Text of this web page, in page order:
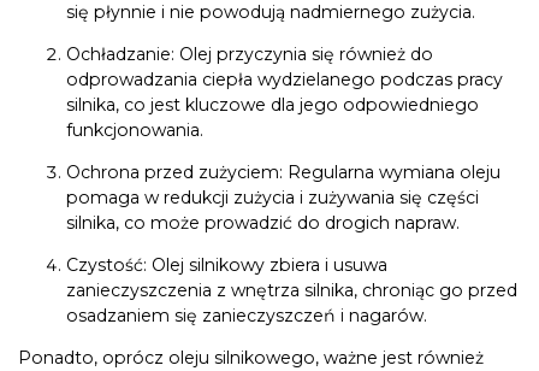
się płynnie i nie powodują nadmiernego zużycia.
Ochładzanie: Olej przyczynia się również do
odprowadzania ciepła wydzielanego podczas pracy
silnika, co jest kluczowe dla jego odpowiedniego
funkcjonowania.
Ochrona przed zużyciem: Regularna wymiana oleju
pomaga w redukcji zużycia i zużywania się części
silnika, co może prowadzić do drogich napraw.
Czystość: Olej silnikowy zbiera i usuwa
zanieczyszczenia z wnętrza silnika, chroniąc go przed
osadzaniem się zanieczyszczeń i nagarów.
Ponadto, oprócz oleju silnikowego, ważne jest również